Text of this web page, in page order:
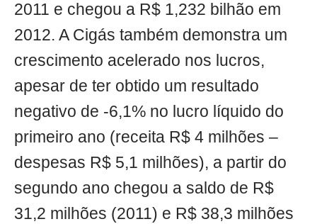
2011 e chegou a R$ 1,232 bilhão em
2012. A Cigás também demonstra um
crescimento acelerado nos lucros,
apesar de ter obtido um resultado
negativo de -6,1% no lucro líquido do
primeiro ano (receita R$ 4 milhões –
despesas R$ 5,1 milhões), a partir do
segundo ano chegou a saldo de R$
31,2 milhões (2011) e R$ 38,3 milhões